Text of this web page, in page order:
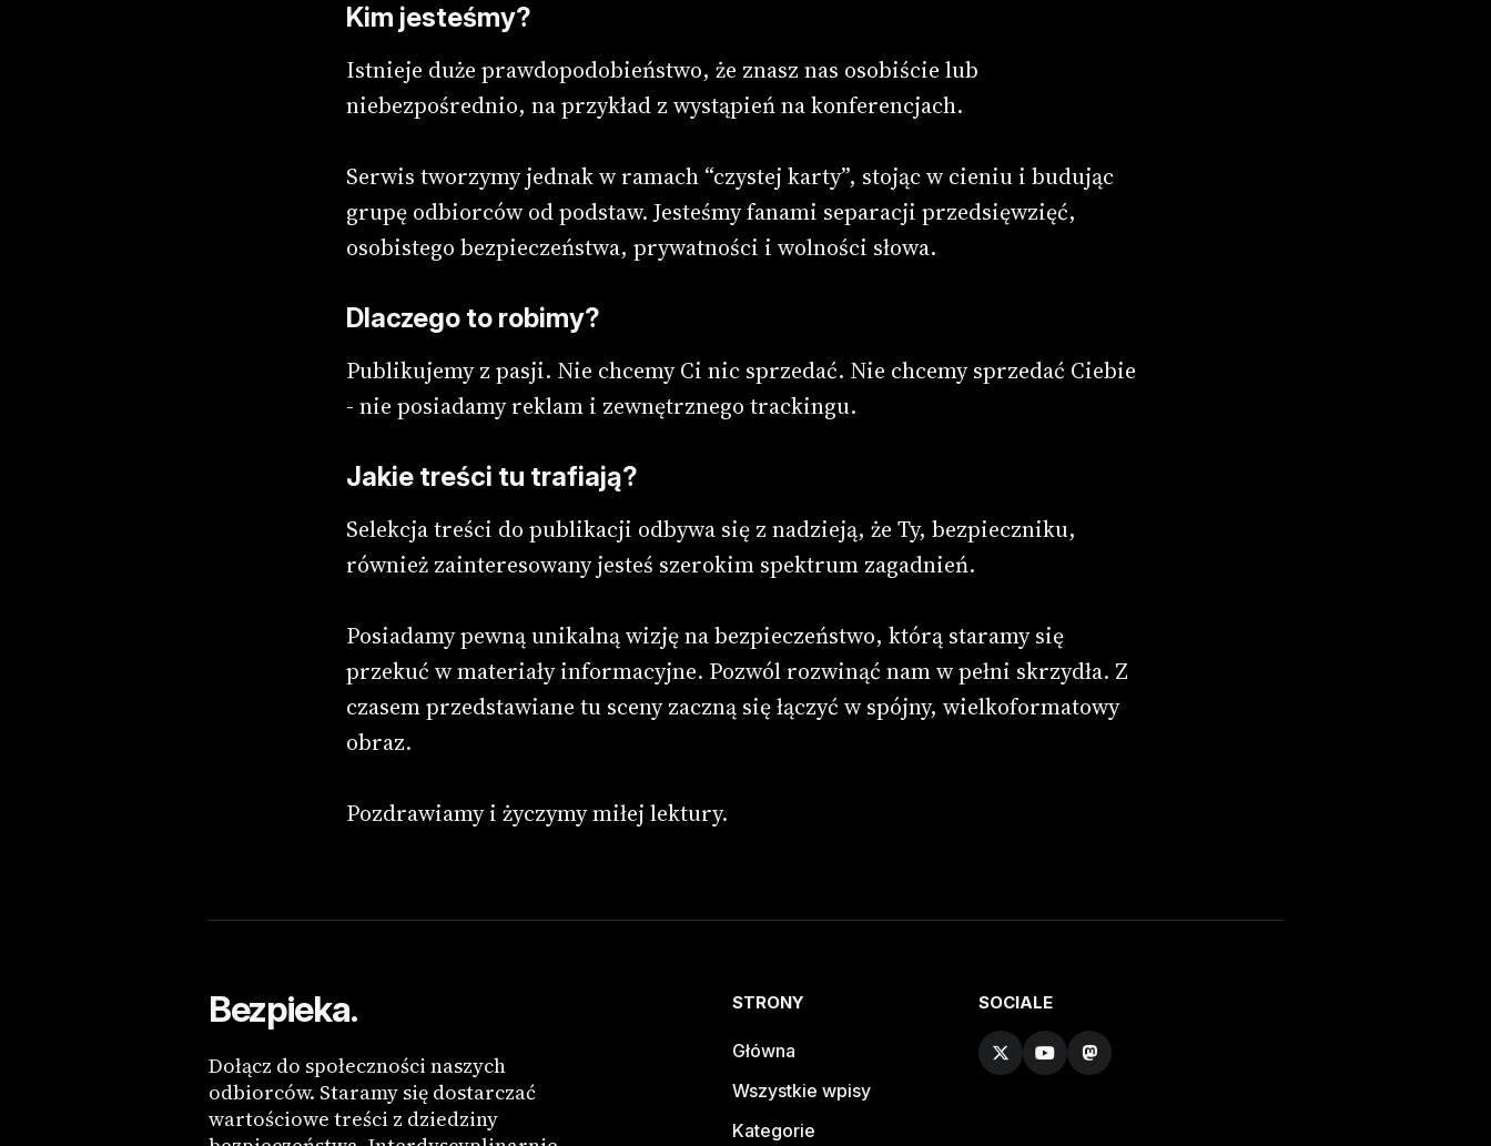
Kim jesteśmy?
Istnieje duże prawdopodobieństwo, że znasz nas osobiście lub
niebezpośrednio, na przykład z wystąpień na konferencjach.
Serwis tworzymy jednak w ramach “czystej karty”, stojąc w cieniu i budując
grupę odbiorców od podstaw. Jesteśmy fanami separacji przedsięwzięć,
osobistego bezpieczeństwa, prywatności i wolności słowa.
Dlaczego to robimy?
Publikujemy z pasji. Nie chcemy Ci nic sprzedać. Nie chcemy sprzedać Ciebie
- nie posiadamy reklam i zewnętrznego trackingu.
Jakie treści tu trafiają?
Selekcja treści do publikacji odbywa się z nadzieją, że Ty, bezpieczniku,
również zainteresowany jesteś szerokim spektrum zagadnień.
Posiadamy pewną unikalną wizję na bezpieczeństwo, którą staramy się
przekuć w materiały informacyjne. Pozwól rozwinąć nam w pełni skrzydła. Z
czasem przedstawiane tu sceny zaczną się łączyć w spójny, wielkoformatowy
obraz.
Pozdrawiamy i życzymy miłej lektury.
Bezpieka.
Dołącz do społeczności naszych
odbiorców. Staramy się dostarczać
wartościowe treści z dziedziny
STRONY
Główna
Wszystkie wpisy
Kategorie
SOCIALE